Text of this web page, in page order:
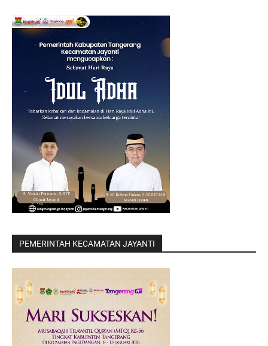
PEMERINTAH KECAMATAN JAYANTI